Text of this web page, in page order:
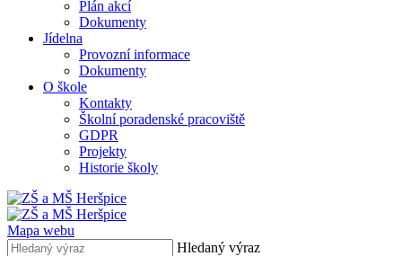
Plán akcí
Dokumenty
Jídelna
Provozní informace
Dokumenty
O škole
Kontakty
Školní poradenské pracoviště
GDPR
Projekty
Historie školy
Mapa webu
Hledaný výraz